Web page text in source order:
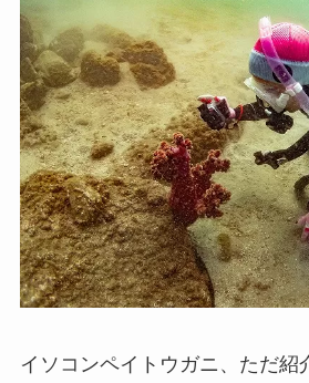
イソコンペイトウガニ、ただ紹